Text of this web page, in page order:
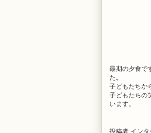
最期の夕食で
た。
子どもたちか
子どもたちの
います。
投稿者 イン